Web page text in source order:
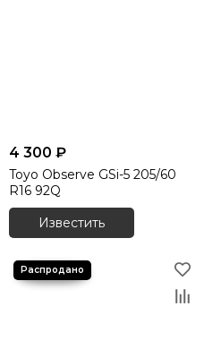
4 300 ₽
Toyo Observe GSi-5 205/60
R16 92Q
Известить